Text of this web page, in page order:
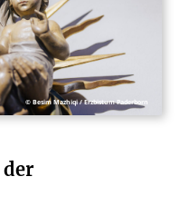
© Besim Mazhiqi / Erzbistum Paderborn
der